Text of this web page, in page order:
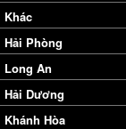
Khác
Hải Phòng
Long An
Hải Dương
Khánh Hòa